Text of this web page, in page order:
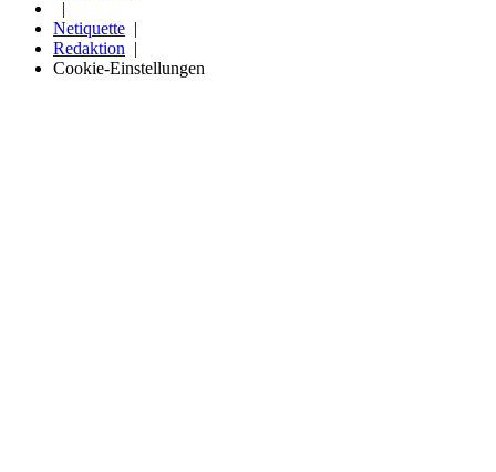
Netiquette
Redaktion
Cookie-Einstellungen